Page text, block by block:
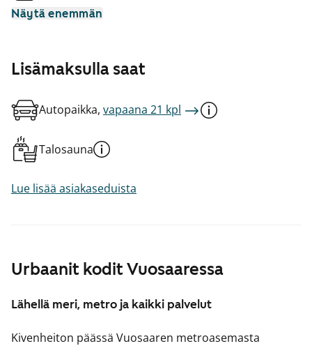
Urbaanit kodit Vuosaaressa
Lähellä meri, metro ja kaikki palvelut
Kivenheiton päässä Vuosaaren metroasemasta
Näytä enemmän
Lisämaksulla saat
Autopaikka, vapaana 21 kpl
Talosauna
Lue lisää asiakaseduista